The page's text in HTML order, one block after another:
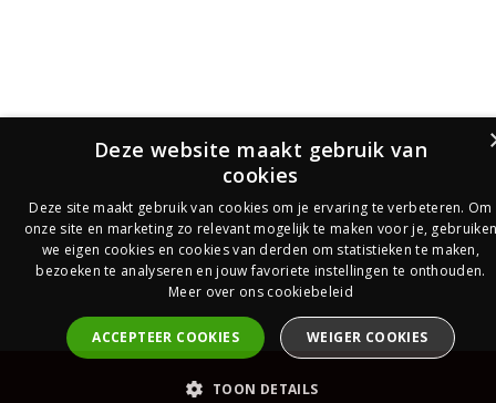
PrijsOfferte
Deze website maakt gebruik van
cookies
Deze site maakt gebruik van cookies om je ervaring te verbeteren. Om
onze site en marketing zo relevant mogelijk te maken voor je,
we eigen cookies en cookies van derden om statistieken te maken,
bezoeken te analyseren en jouw favoriete instellingen te onthouden.
Meer over ons cookiebeleid
ACCEPTEER COOKIES WEIGER COOKIES
TOON DETAILS